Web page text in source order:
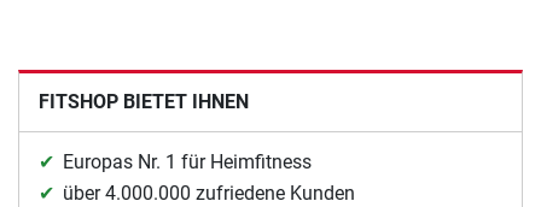
FITSHOP BIETET IHNEN
Europas Nr. 1 für Heimfitness
über 4.000.000 zufriedene Kunden